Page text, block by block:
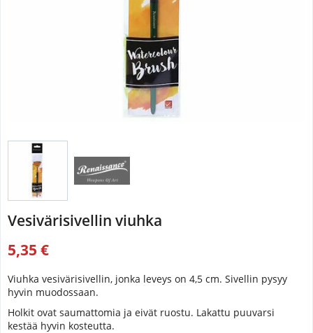
Vesivärisivellin viuhka
5,35 €
Viuhka vesivärisivellin, jonka leveys on 4,5 cm. Sivellin pysyy
hyvin muodossaan.
Holkit ovat saumattomia ja eivät ruostu. Lakattu puuvarsi
kestää hyvin kosteutta.